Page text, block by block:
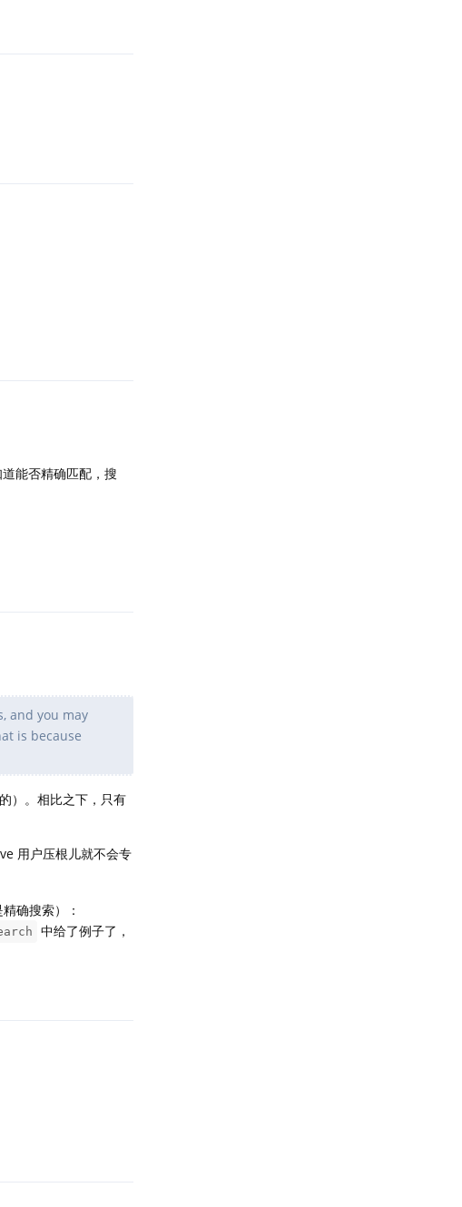
能否精确匹配，搜
and you may
is because
）。相比之下，只有
用户压根儿就不会专
确搜索）：
中给了例子了，